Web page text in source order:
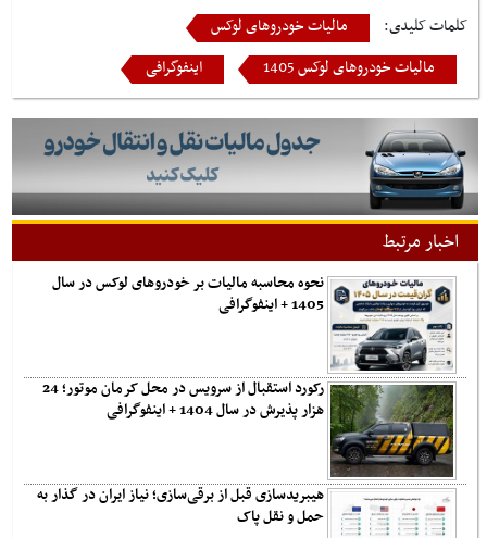
کلمات کلیدی:
مالیات خودروهای لوکس
مالیات خودروهای لوکس 1405
اینفوگرافی
اخبار مرتبط
نحوه محاسبه مالیات بر خودروهای لوکس در سال
1405 + اینفوگرافی
رکورد استقبال از سرویس در محل کرمان موتور؛ 24
هزار پذیرش در سال 1404 + اینفوگرافی
هیبریدسازی قبل از برقی‌سازی؛ نیاز ایران در گذار به
حمل و نقل پاک